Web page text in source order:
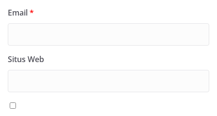
Email*
Situs Web